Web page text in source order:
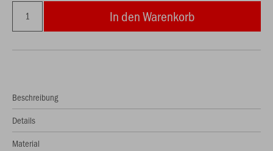
In den Warenkorb
Beschreibung
Details
Material